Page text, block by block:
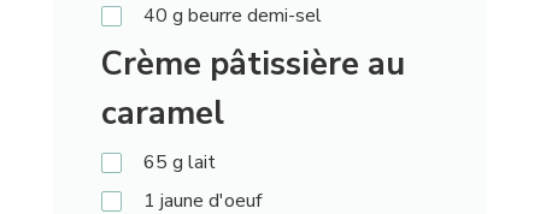
40 g beurre demi-sel
Crème pâtissière au
caramel
65 g lait
1 jaune d'oeuf